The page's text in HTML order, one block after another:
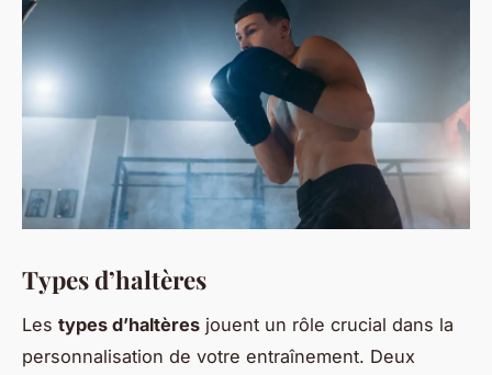
Types d’haltères
Les types d’haltères jouent un rôle crucial dans la
personnalisation de votre entraînement. Deux